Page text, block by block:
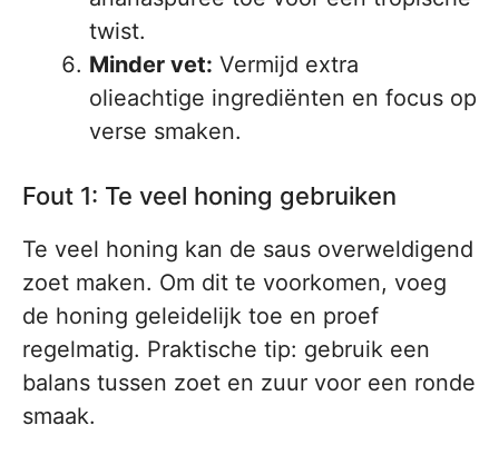
twist.
Minder vet: Vermijd extra
olieachtige ingrediënten en focus op
verse smaken.
Fout 1: Te veel honing gebruiken
Te veel honing kan de saus overweldigend
zoet maken. Om dit te voorkomen, voeg
de honing geleidelijk toe en proef
regelmatig. Praktische tip: gebruik een
balans tussen zoet en zuur voor een ronde
smaak.